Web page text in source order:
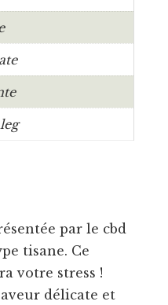
par le cbd
tisane. Ce
votre stress !
délicate et